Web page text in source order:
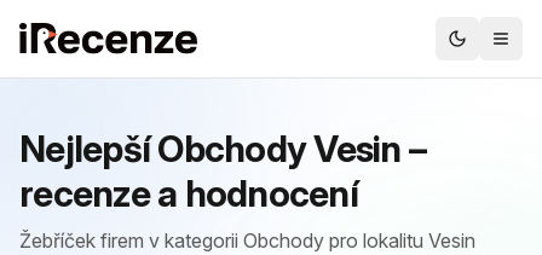
Nejlepší Obchody Vesin –
recenze a hodnocení
Žebříček firem v kategorii Obchody pro lokalitu Vesin